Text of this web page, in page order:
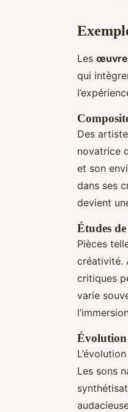
Les
qui
Des
novatrice
et son
dans ses
devient
Études
Pièces
créativité.
critiques
varie
Évolution
Les sons